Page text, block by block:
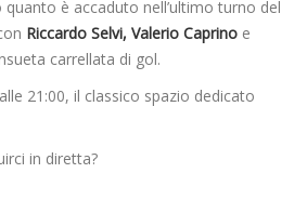
è accaduto nell’ultimo turno del
Riccardo Selvi, Valerio Caprino e
carrellata di gol.
21:00, il classico spazio dedicato
in diretta?